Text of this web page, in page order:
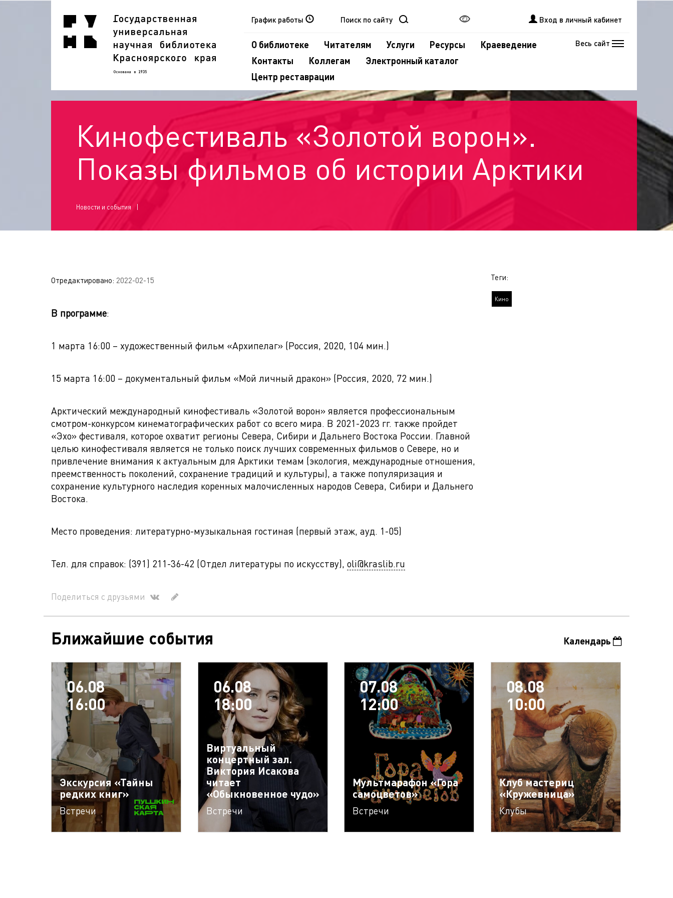
График работы Вход в личный кабинет
О библиотеке Читателям Услуги Ресурсы
Краеведение
Контакты
Коллегам
Электронный каталог
Центр реставрации
Весь сайт
Кинофестиваль «Золотой ворон».
Показы фильмов об истории Арктики
Новости и события
Отредактировано: 2022-02-15
В программе:
1 марта 16:00 – художественный фильм «Архипелаг» (Россия, 2020, 104 мин.)
15 марта 16:00 – документальный фильм «Мой личный дракон» (Россия, 2020, 72 мин.)
Арктический международный кинофестиваль «Золотой ворон» является профессиональным
смотром-конкурсом кинематографических работ со всего мира. В 2021-2023 гг. также пройдет
«Эхо» фестиваля, которое охватит регионы Севера, Сибири и Дальнего Востока России. Главной
целью кинофестиваля является не только поиск лучших современных фильмов о Севере, но и
привлечение внимания к актуальным для Арктики темам (экология, международные отношения,
преемственность поколений, сохранение традиций и культуры), а также популяризация и
сохранение культурного наследия коренных малочисленных народов Севера, Сибири и Дальнего
Востока.
Место проведения: литературно-музыкальная гостиная (первый этаж, ауд. 1-05)
Тел. для справок: (391) 211-36-42 (Отдел литературы по искусству), oli@kraslib.ru
Поделиться с друзьями
Теги:
Кино
Ближайшие события Календарь
06.08
16:00
Экскурсия «Тайны
редких книг»
Встречи
06.08
18:00
Виртуальный
концертный зал.
Виктория Исакова
читает
«Обыкновенное чудо»
Встречи
07.08
12:00
Мультмарафон «Гора
самоцветов»
Встречи
08.08
10:00
Клуб мастериц
«Кружевница»
Клубы